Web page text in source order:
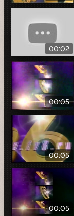
00:02
00:05
00:05
00:05